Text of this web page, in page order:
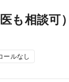
も相談可）
ールなし